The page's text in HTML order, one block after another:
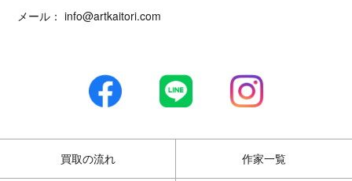
メール： info@artkaitori.com
買取の流れ 作家一覧